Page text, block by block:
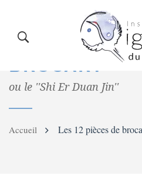
LE QIGONG L’INSTITUT
CALENDRIER
LES 12
BROCART
ou le ''Shi Er Duan Jin''
Accueil Les 12 pièces de